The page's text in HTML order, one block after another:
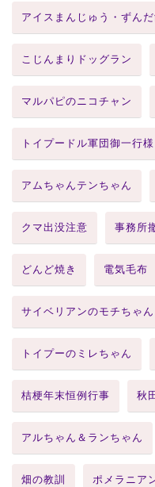
アイスまんじゅう・ずん
こじんまりドッグラン
マルパピのニコチャン
トイプードル軍団御一行様
アムちゃんテンちゃん
クマ出没注意 事務所
どんど焼き 電気毛布
サイベリアンのモチちゃ
トイプーのミレちゃん
桔梗年末恒例行事 秋
アルちゃん＆ランちゃん
畑の教訓 ポメラニア